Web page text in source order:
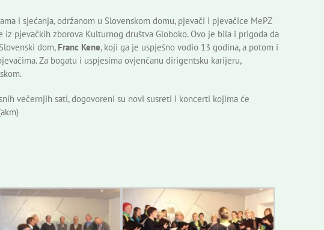
i sjećanja, održanom u Slovenskom domu, pjevači i pjevačice MePZ
pjevačkih zborova Kulturnog društva Globoko. Ovo je bila i prigoda da
dom, Franc Kene, koji ga je uspješno vodio 13 godina, a potom i
Za bogatu i uspjesima ovjenčanu dirigentsku karijeru,
večernjih sati, dogovoreni su novi susreti i koncerti kojima će